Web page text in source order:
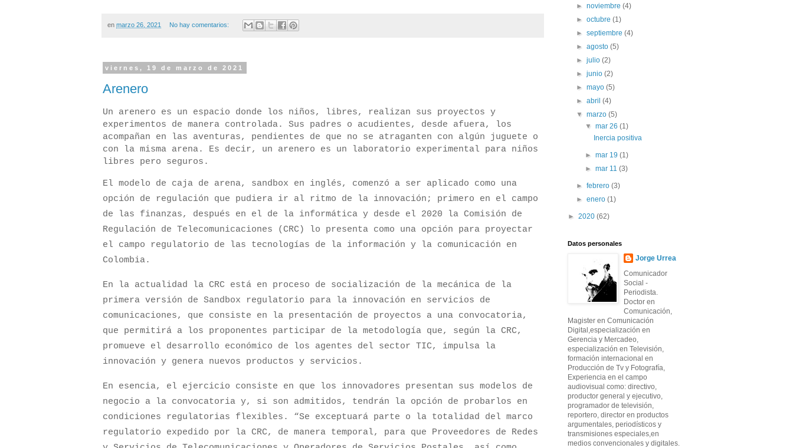
en marzo 26, 2021 No hay comentarios:
viernes, 19 de marzo de 2021
Arenero
Un arenero es un espacio donde los niños, libres, realizan sus proyectos y
experimentos de manera controlada. Sus padres o acudientes, desde afuera, los
acompañan en las aventuras, pendientes de que no se atraganten con algún juguete o
con la misma arena. Es decir, un arenero es un laboratorio experimental para niños
libres pero seguros.
El modelo de caja de arena, sandbox en inglés, comenzó a ser aplicado como una
opción de regulación que pudiera ir al ritmo de la innovación; primero en el campo
de las finanzas, después en el de la informática y desde el 2020 la Comisión de
Regulación de Telecomunicaciones (CRC) lo presenta como una opción para proyectar
el campo regulatorio de las tecnologías de la información y la comunicación en
Colombia.
En la actualidad la CRC está en proceso de socialización de la mecánica de la
primera versión de Sandbox regulatorio para la innovación en servicios de
comunicaciones, que consiste en la presentación de proyectos a una convocatoria,
que permitirá a los proponentes participar de la metodología que, según la CRC,
promueve el desarrollo económico de los agentes del sector TIC, impulsa la
innovación y genera nuevos productos y servicios.
En esencia, el ejercicio consiste en que los innovadores presentan sus modelos de
negocio a la convocatoria y, si son admitidos, tendrán la opción de probarlos en
condiciones regulatorias flexibles. “Se exceptuará parte o la totalidad del marco
regulatorio expedido por la CRC, de manera temporal, para que Proveedores de Redes
►noviembre(4)
►octubre(1)
►septiembre(4)
►agosto(5)
►julio(2)
►junio(2)
►mayo(5)
►abril(4)
▼marzo(5)
▼ mar 26 (1)
Inercia positiva
► mar 19 (1)
► mar 11 (3)
►febrero(3)
►enero(1)
► 2020 (62)
Datos personales
Jorge Urrea
Comunicador
Social -
Periodista.
Doctor en
Comunicación,
Magister en Comunicación
Digital,especialización en
Gerencia y Mercadeo,
especialización en Televisión,
formación internacional en
Producción de Tv y Fotografía,
Experiencia en el campo
audiovisual como: directivo,
productor general y ejecutivo,
programador de televisión,
reportero, director en productos
argumentales, periodísticos y
transmisiones especiales,en
medios convencionales y digitales.